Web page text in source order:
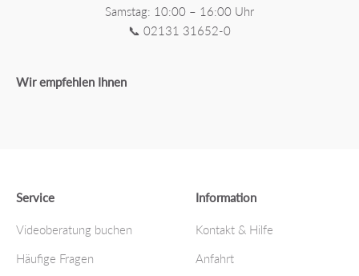
Samstag: 10:00 – 16:00 Uhr
📞 02131 31652-0
Wir empfehlen Ihnen
Service
Videoberatung buchen
Häufige Fragen
Information
Kontakt & Hilfe
Anfahrt